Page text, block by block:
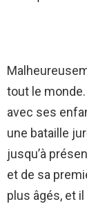
tout le
avec ses
une bataille
jusqu’à
et de sa
plus âgés, et